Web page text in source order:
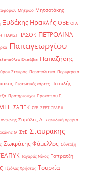
Μητρώο Μητσοτάκης
Ξυδάκης Ηρακλής ΟΒΕ ΟΓΑ
ΠΑΡΙΣΙ ΠΑΣΟΚ ΠΕΤΡΟΛΙΝΑ
Παπαγεωργίου
Ελισάβετ Παπαζήσης
Σταύρος Παραπολιτικά Περιφέρεια
Πιστωτικές κάρτες Πιτσιλής
Πρατηριούχοι Προκοπίου Γ.
ΣΑΠΕΚ ΣΕΒ ΣΕΒΤ ΣΕΔΕ ΙΙ
Αντώνης Σαμόλης Λ. Σαουδική Αραβία
Θ. ΣτΕ Σταυράκης
Σωκράτης Φάμελλος Σύνταξη
Ταγαράς Νίκος Ταπρατζή
Τζιόλας Χρήστος Τουρκία